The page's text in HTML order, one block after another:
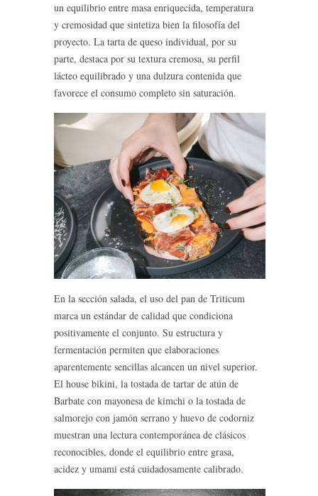
un equilibrio entre masa enriquecida, temperatura
y cremosidad que sintetiza bien la filosofía del
proyecto. La tarta de queso individual, por su
parte, destaca por su textura cremosa, su perfil
lácteo equilibrado y una dulzura contenida que
favorece el consumo completo sin saturación.
En la sección salada, el uso del pan de Triticum
marca un estándar de calidad que condiciona
positivamente el conjunto. Su estructura y
fermentación permiten que elaboraciones
aparentemente sencillas alcancen un nivel superior.
El house bikini, la tostada de tartar de atún de
Barbate con mayonesa de kimchi o la tostada de
salmorejo con jamón serrano y huevo de codorniz
muestran una lectura contemporánea de clásicos
reconocibles, donde el equilibrio entre grasa,
acidez y umami está cuidadosamente calibrado.